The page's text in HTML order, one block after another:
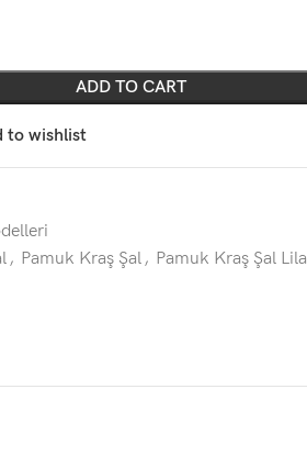
ADD TO CART
to wishlist
, Pamuk Kraş Şal, Pamuk Kraş Şal Lila